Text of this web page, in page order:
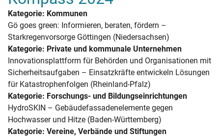
Kategorie: Kommunen
Gö goes green: Informieren, beraten, fördern –
Starkregenvorsorge Göttingen (Niedersachsen)
Kategorie: Private und kommunale Unternehmen
Innovationsplattform für Behörden und Organisationen mit
Sicherheitsaufgaben – Einsatzkräfte entwickeln Lösungen
für Katastrophenfolgen (Rheinland-Pfalz)
Kategorie: Forschungs- und Bildungseinrichtungen
HydroSKIN – Gebäudefassadenelemente gegen
Hochwasser und Hitze (Baden-Württemberg)
Kategorie: Vereine, Verbände und Stiftungen